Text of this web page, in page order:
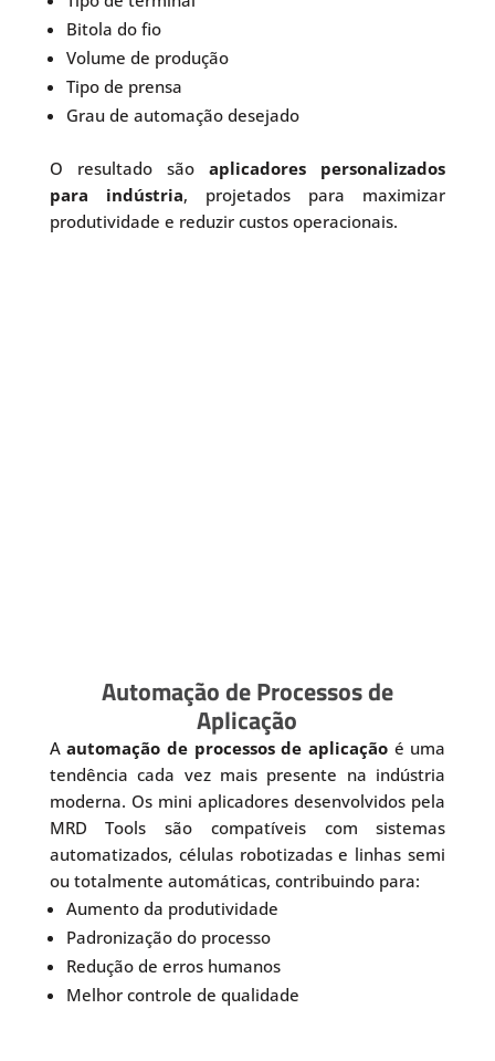
Bitola do fio
Volume de produção
Tipo de prensa
Grau de automação desejado
O resultado sãoaplicadores personalizados
para indústria, projetados para maximizar
produtividade e reduzir custos operacionais.
Automação de Processos de
Aplicação
Aautomação de processos de aplicaçãoé uma
tendência cada vez mais presente na indústria
moderna. Os mini aplicadores desenvolvidos pela
MRD Tools são compatíveis com sistemas
automatizados, células robotizadas e linhas semi
ou totalmente automáticas, contribuindo para:
Aumento da produtividade
Padronização do processo
Redução de erros humanos
Melhor controle de qualidade